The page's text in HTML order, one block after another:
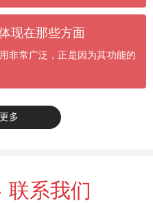
现在那些方面
非常广泛，正是因为其功能的
多
联系我们